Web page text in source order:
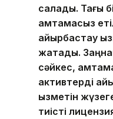
салады. Тағы
қамтамасыз
айырбастау
жатады.
сәйкес,
активтерді
қызметін
тиісті